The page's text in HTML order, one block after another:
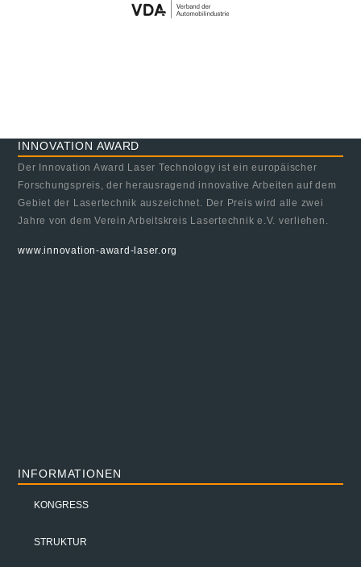
INNOVATION AWARD
Der Innovation Award Laser Technology ist ein europäischer
Forschungspreis, der herausragend innovative Arbeiten auf dem
Gebiet der Lasertechnik auszeichnet. Der Preis wird alle zwei
Jahre von dem Verein Arbeitskreis Lasertechnik e.V. verliehen.
www.innovation-award-laser.org
INFORMATIONEN
KONGRESS
STRUKTUR